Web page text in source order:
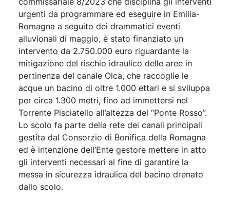
urgenti da programmare ed eseguire in Emilia-
Romagna a seguito dei drammatici eventi
alluvionali di maggio, è stato finanziato un
intervento da 2.750.000 euro riguardante la
mitigazione del rischio idraulico delle aree in
pertinenza del canale Olca, che raccoglie le
acque un bacino di oltre 1.000 ettari e si sviluppa
per circa 1.300 metri, fino ad immettersi nel
Torrente Pisciatello all’altezza del “Ponte Rosso”.
Lo scolo fa parte della rete dei canali principali
gestita dal Consorzio di Bonifica della Romagna
ed è intenzione dell’Ente gestore mettere in atto
gli interventi necessari al fine di garantire la
messa in sicurezza idraulica del bacino drenato
dallo scolo.